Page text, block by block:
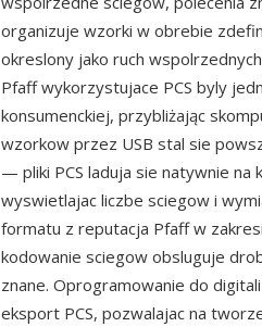
organizuje wzorki w obrebie
okreslony jako ruch
Pfaff wykorzystujace PCS byly
konsumenckiej, przybliżając
wzorkow przez USB stal sie
— pliki PCS laduja sie natywnie
wyswietlajac liczbe sciegow i
formatu z reputacja Pfaff w
kodowanie sciegow obsluguje
znane. Oprogramowanie do
eksport PCS, pozwalajac na